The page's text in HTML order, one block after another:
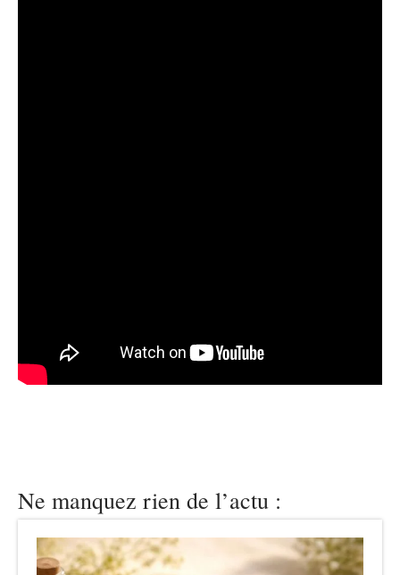
Ne manquez rien de l’actu :